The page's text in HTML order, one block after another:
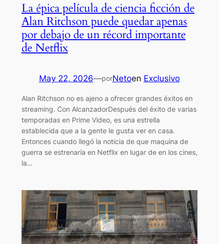
La épica película de ciencia ficción de
Alan Ritchson puede quedar apenas
por debajo de un récord importante
de Netflix
May 22, 2026—porNetoen Exclusivo
Alan Ritchson no es ajeno a ofrecer grandes éxitos en
streaming. Con AlcanzadorDespués del éxito de varias
temporadas en Prime Video, es una estrella
establecida que a la gente le gusta ver en casa.
Entonces cuando llegó la noticia de que maquina de
guerra se estrenaría en Netflix en lugar de en los cines,
la…